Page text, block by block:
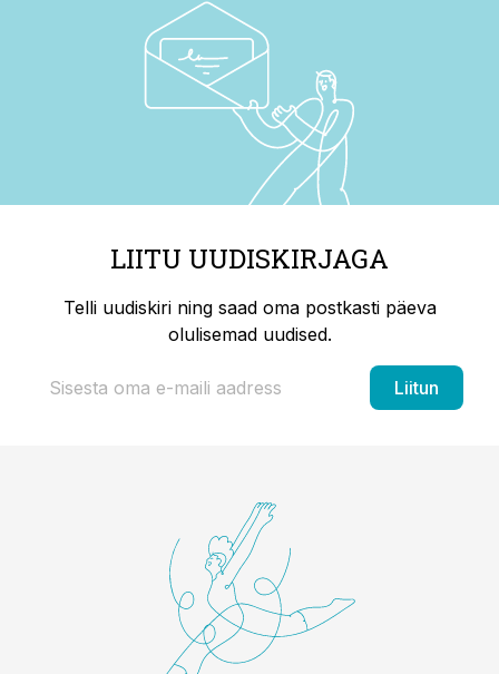
LIITU UUDISKIRJAGA
Telli uudiskiri ning saad oma postkasti päeva
olulisemad uudised.
Liitun